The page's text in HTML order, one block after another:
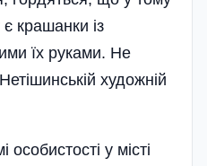
крашанки із
їх руками. Не
художній
особистості у місті